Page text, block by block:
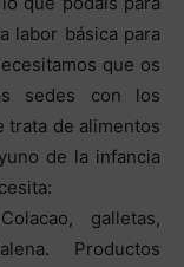
labor básica para
que os
sedes con los
trata de alimentos
de la infancia
galletas,
Productos